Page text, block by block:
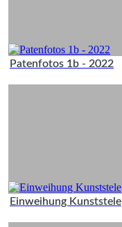
Patenfotos 1b - 2022
Einweihung Kunststele